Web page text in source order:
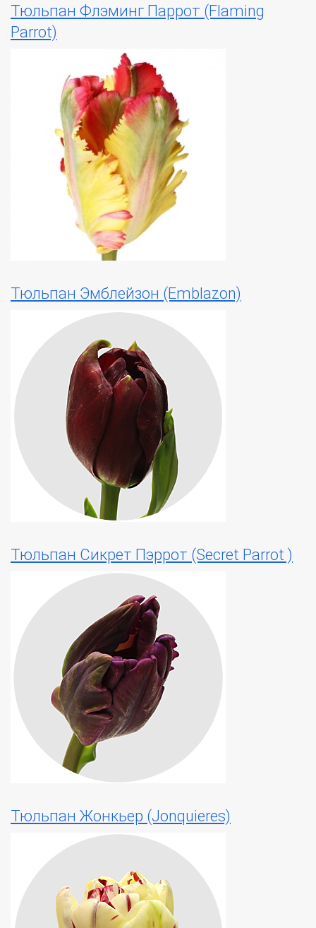
Тюльпан Флэминг Паррот (Flaming
Parrot)
Тюльпан Эмблейзон (Emblazon)
Тюльпан Сикрет Пэррот (Secret Parrot )
Тюльпан Жонкьер (Jonquieres)